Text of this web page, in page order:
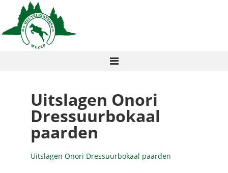
Uitslagen Onori
Dressuurbokaal
paarden
Uitslagen Onori Dressuurbokaal paarden